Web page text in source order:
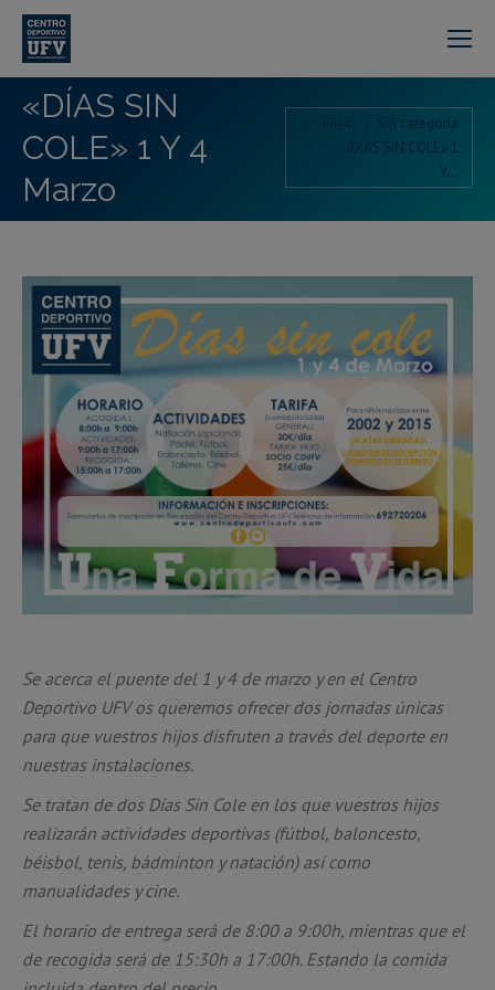
«DÍAS SIN
COLE» 1 Y 4
Marzo
Sin categoría
«DÍAS SIN COLE» 1
Y…
Se acerca el puente del 1 y 4 de marzo y en el Centro
Deportivo UFV os queremos ofrecer dos jornadas únicas
para que vuestros hijos disfruten a través del deporte en
nuestras instalaciones.
Se tratan de dos Días Sin Cole en los que vuestros hijos
realizarán actividades deportivas (fútbol, baloncesto,
béisbol, tenis, bádminton y natación) así como
manualidades y cine.
El horario de entrega será de 8:00 a 9:00h, mientras que el
de recogida será de 15:30h a 17:00h. Estando la comida